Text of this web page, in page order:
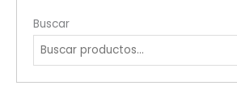
Buscar